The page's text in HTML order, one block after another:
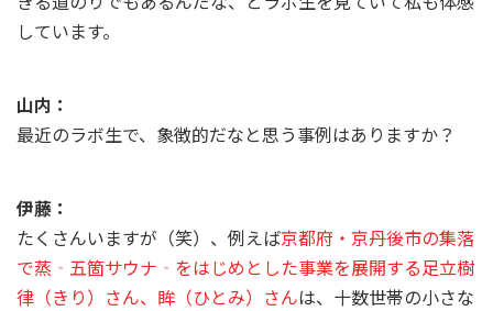
しています。
山内：
最近のラボ生で、象徴的だなと思う事例はありますか？
伊藤：
たくさんいますが（笑）、例えば京都府・京丹後市の集落
で蒸‐五箇サウナ‐をはじめとした事業を展開する足立樹
律（きり）さん、眸（ひとみ）さんは、十数世帯の小さな